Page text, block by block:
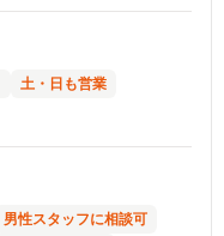
土・日も営業
男性スタッフに相談可